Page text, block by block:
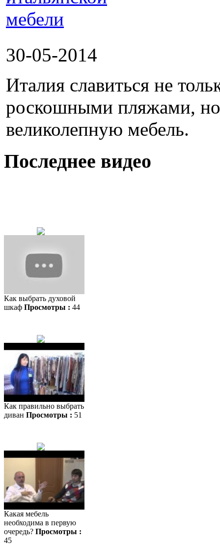
30-05-2014
Италия славиться не
роскошными пляжами,
великолепную мебель.
Последнее видео
Как выбрать духовой
шкаф Просмотры : 44
Как правильно выбрать
диван Просмотры : 51
Какая мебель
необходима в первую
очередь? Просмотры :
45